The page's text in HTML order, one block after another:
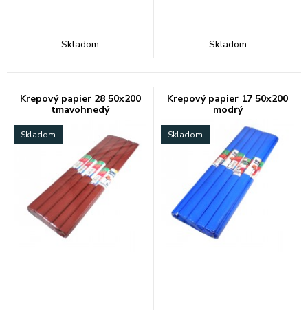
Skladom Skladom
Krepový papier 28 50x200
tmavohnedý
Skladom
Krepový papier 17 50x200
modrý
Skladom